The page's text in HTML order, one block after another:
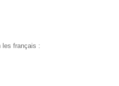
les français :